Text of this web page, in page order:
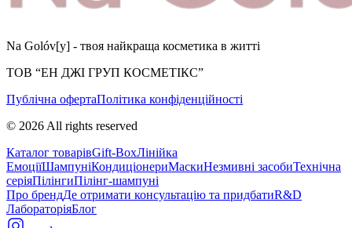
Na Golóv[y] - твоя найкраща косметика в житті
ТОВ “ЕН ДЖІ ГРУП КОСМЕТІКС”
Публічна офертаПолітика конфіденційності
© 2026 All rights reserved
Каталог товарівGift-BoxЛінійка
ЕмоціїШампуніКондиціонериМаскиНезмивні засобиТехнічна
серіяПілінгиПілінг-шампуні
Про брендДе отримати консультацію та придбатиR&D
ЛабораторіяБлог